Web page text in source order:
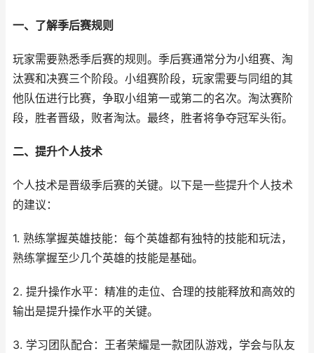
一、了解季后赛规则
玩家需要熟悉季后赛的规则。季后赛通常分为小组赛、淘
汰赛和决赛三个阶段。小组赛阶段，玩家需要与同组的其
他队伍进行比赛，争取小组第一或第二的名次。淘汰赛阶
段，胜者晋级，败者淘汰。最终，胜者将争夺冠军头衔。
二、提升个人技术
个人技术是晋级季后赛的关键。以下是一些提升个人技术
的建议：
1. 熟练掌握英雄技能：每个英雄都有独特的技能和玩法，
熟练掌握至少几个英雄的技能是基础。
2. 提升操作水平：精准的走位、合理的技能释放和高效的
输出是提升操作水平的关键。
3. 学习团队配合：王者荣耀是一款团队游戏，学会与队友